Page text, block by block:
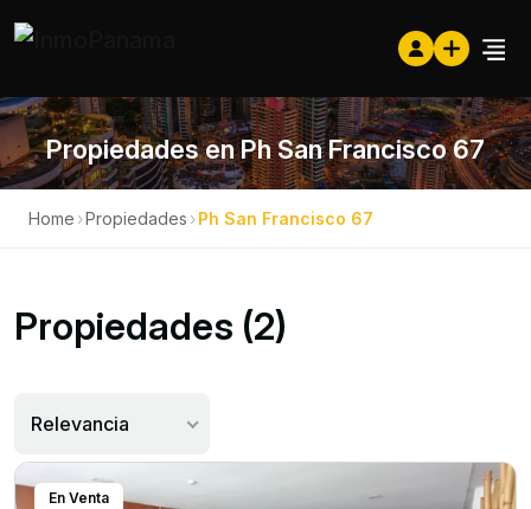
Propiedades en Ph San Francisco 67
Home ›Propiedades ›Ph San Francisco 67
Propiedades (2)
Relevancia
En Venta